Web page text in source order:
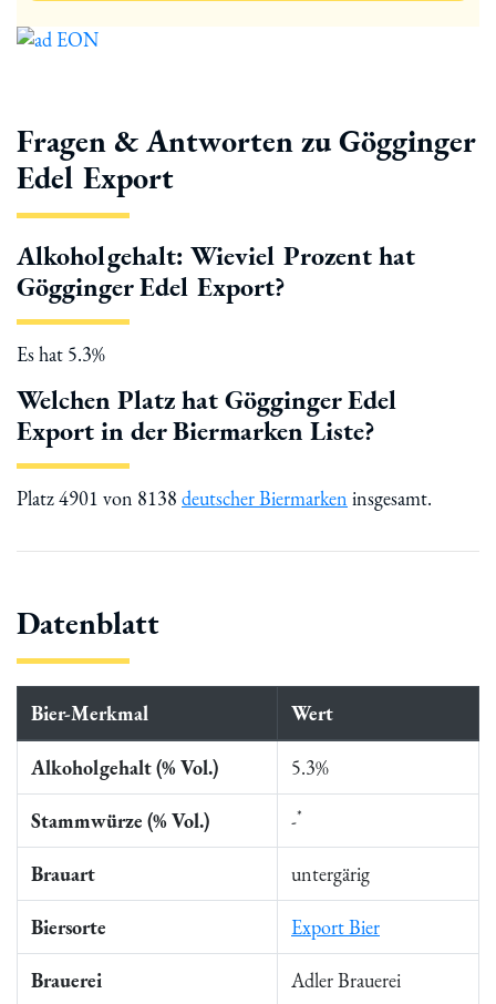
Fragen & Antworten zu Gögginger
Edel Export
Alkoholgehalt: Wieviel Prozent hat
Gögginger Edel Export?
Es hat 5.3%
Welchen Platz hat Gögginger Edel
Export in der Biermarken Liste?
Platz 4901 von 8138 deutscher Biermarken insgesamt.
Datenblatt
Bier-Merkmal Wert
Alkoholgehalt (% Vol.) 5.3%
Stammwürze (% Vol.) -*
Brauart untergärig
Biersorte Export Bier
Brauerei Adler Brauerei